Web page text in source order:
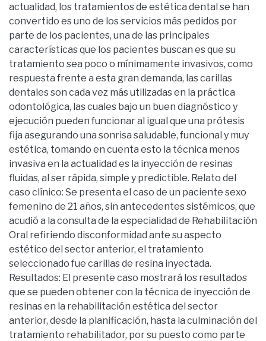
actualidad, los tratamientos de estética dental se han
convertido es uno de los servicios más pedidos por
parte de los pacientes, una de las principales
características que los pacientes buscan es que su
tratamiento sea poco o mínimamente invasivos, como
respuesta frente a esta gran demanda, las carillas
dentales son cada vez más utilizadas en la práctica
odontológica, las cuales bajo un buen diagnóstico y
ejecución pueden funcionar al igual que una prótesis
fija asegurando una sonrisa saludable, funcional y muy
estética, tomando en cuenta esto la técnica menos
invasiva en la actualidad es la inyección de resinas
fluidas, al ser rápida, simple y predictible. Relato del
caso clínico: Se presenta el caso de un paciente sexo
femenino de 21 años, sin antecedentes sistémicos, que
acudió a la consulta de la especialidad de Rehabilitación
Oral refiriendo disconformidad ante su aspecto
estético del sector anterior, el tratamiento
seleccionado fue carillas de resina inyectada.
Resultados: El presente caso mostrará los resultados
que se pueden obtener con la técnica de inyección de
resinas en la rehabilitación estética del sector
anterior, desde la planificación, hasta la culminación del
tratamiento rehabilitador, por su puesto como parte